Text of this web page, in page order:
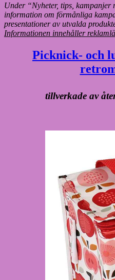
Under “Nyheter, tips, kampanjer
information om förmånliga
presentationer av utvalda
Informationen innehåller
Picknick- och
tillverkade av